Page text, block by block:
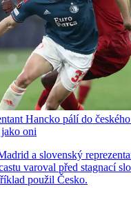
Hancko pálí do
jako oni
a slovenský
varoval před stagnací
použil Česko.